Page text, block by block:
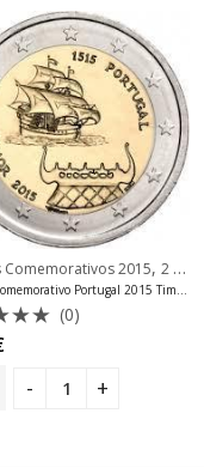
,2 Euros Comemorativos
Comemorativos 2015, 2 Euros Comemorativos Portugal
2 Euro Comemorativo Portugal 2015 Timor Fdc
(0)